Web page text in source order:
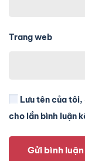
Trang web
Lưu tên của
cho lần bình luận
Gửi bình luận